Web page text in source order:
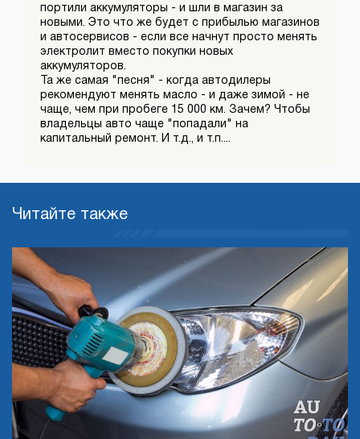
портили аккумуляторы - и шли в магазин за
новыми. Это что же будет с прибылью магазинов
и автосервисов - если все начнут просто менять
электролит вместо покупки новых
аккумуляторов.
Та же самая "песня" - когда автодилеры
рекомендуют менять масло - и даже зимой - не
чаще, чем при пробеге 15 000 км. Зачем? Чтобы
владельцы авто чаще "попадали" на
капитальный ремонт. И т.д., и т.п....
Читайте также